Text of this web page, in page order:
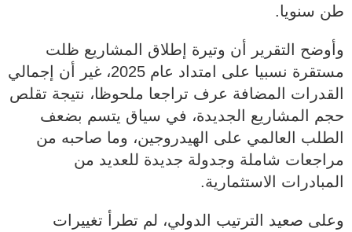
طن سنويا.
وأوضح التقرير أن وتيرة إطلاق المشاريع ظلت
مستقرة نسبيا على امتداد عام 2025، غير أن إجمالي
القدرات المضافة عرف تراجعا ملحوظا، نتيجة تقلص
حجم المشاريع الجديدة، في سياق يتسم بضعف
الطلب العالمي على الهيدروجين، وما صاحبه من
مراجعات شاملة وجدولة جديدة للعديد من
المبادرات الاستثمارية.
وعلى صعيد الترتيب الدولي، لم تطرأ تغييرات